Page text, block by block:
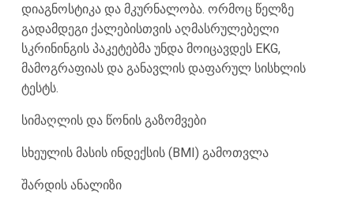
დიაგნოსტიკა და მკურნალობა. ორმოც წელზე
გადამდეგი ქალებისთვის აღმასრულებელი
სკრინინგის პაკეტებმა უნდა მოიცავდეს EKG,
მამოგრაფიას და განავლის დაფარულ სისხლის
ტესტს.
სიმაღლის და წონის გაზომვები
სხეულის მასის ინდექსის (BMI) გამოთვლა
შარდის ანალიზი